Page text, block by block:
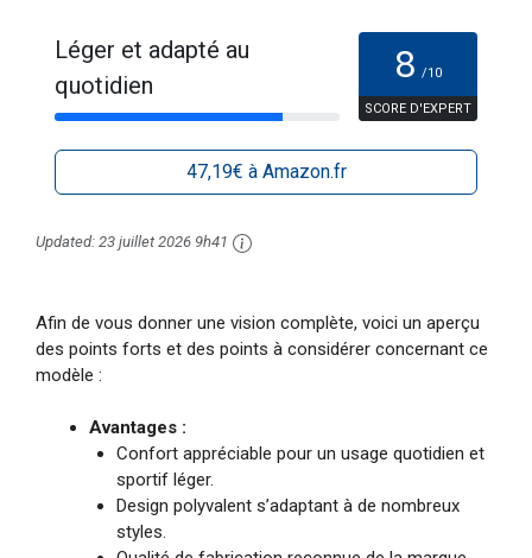
Léger et adapté au
quotidien
8 /10
SCORE D'EXPERT
47,19€ à Amazon.fr
Updated: 23 juillet 2026 9h41
Afin de vous donner une vision complète, voici un aperçu
des points forts et des points à considérer concernant ce
modèle :
Avantages :
Confort appréciable pour un usage quotidien et
sportif léger.
Design polyvalent s’adaptant à de nombreux
styles.